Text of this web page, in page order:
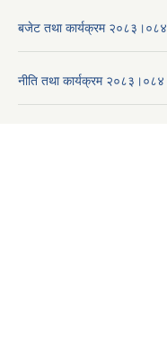
बजेट तथा कार्यक्रम २०८३।०८४
नीति तथा कार्यक्रम २०८३।०८४